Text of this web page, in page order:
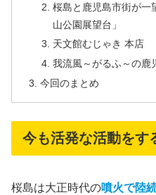
桜島と鹿児島市街が一
山公園展望台」
天文館むじゃき 本店
我流風～がるふ～の鹿
今回のまとめ
今も活発な活動をす
桜島は大正時代の噴火で陸